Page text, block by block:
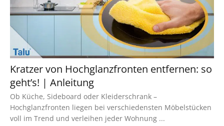
Kratzer von Hochglanzfronten entfernen: so
geht’s! | Anleitung
Ob Küche, Sideboard oder Kleiderschrank –
Hochglanzfronten liegen bei verschiedensten Möbelstücken
voll im Trend und verleihen jeder Wohnung ...